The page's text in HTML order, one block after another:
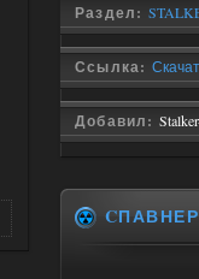
Раздел:
Ссылка:
Добавил:
CПАВНЕР